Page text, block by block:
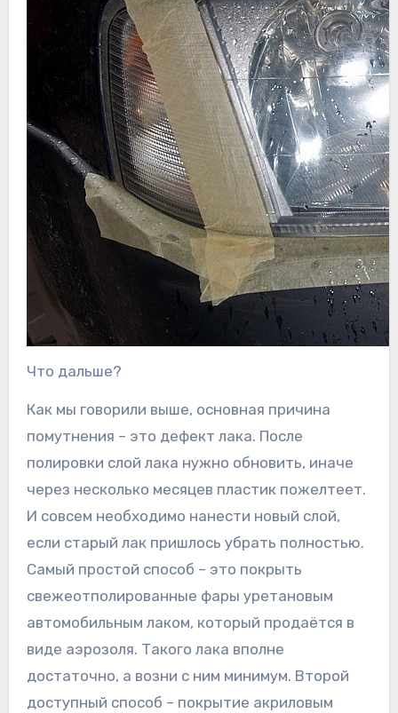
Что дальше?
Как мы говорили выше, основная причина
помутнения – это дефект лака. После
полировки слой лака нужно обновить, иначе
через несколько месяцев пластик пожелтеет.
И совсем необходимо нанести новый слой,
если старый лак пришлось убрать полностью.
Самый простой способ – это покрыть
свежеотполированные фары уретановым
автомобильным лаком, который продаётся в
виде аэрозоля. Такого лака вполне
достаточно, а возни с ним минимум. Второй
доступный способ – покрытие акриловым